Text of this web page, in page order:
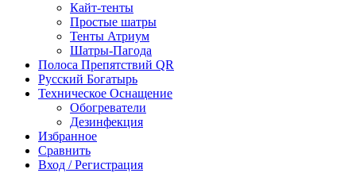
Кайт-тенты
Простые шатры
Тенты Атриум
Шатры-Пагода
Полоса Препятствий QR
Русский Богатырь
Техническое Оснащение
Обогреватели
Дезинфекция
Избранное
Сравнить
Вход / Регистрация